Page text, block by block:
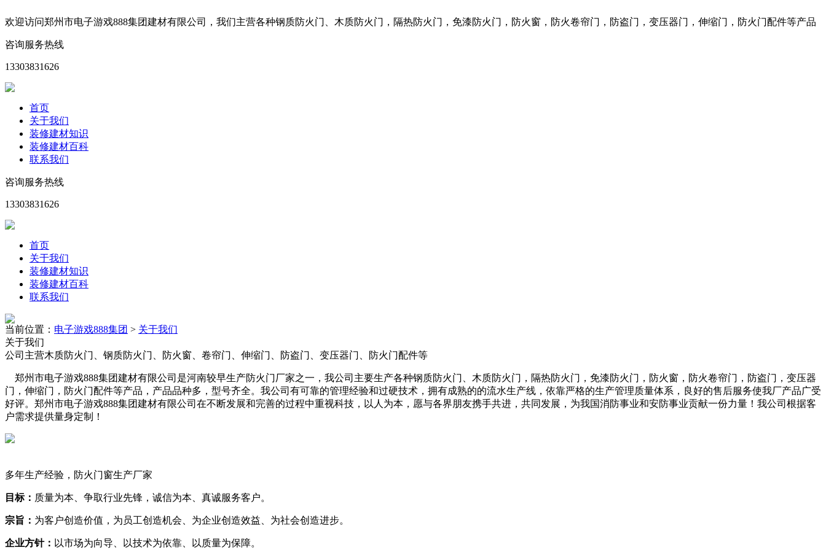
欢迎访问郑州市电子游戏888集团建材有限公司，我们主营各种钢质防火门、木质防火门，隔热防火门，免漆防火门，防火窗，防火卷帘门，防盗门，变压器门，伸缩门，防火门配件等产品
咨询服务热线
13303831626
首页
关于我们
装修建材知识
装修建材百科
联系我们
咨询服务热线
13303831626
首页
关于我们
装修建材知识
装修建材百科
联系我们
当前位置： 电子游戏888集团 > 关于我们
关于我们
公司主营木质防火门、钢质防火门、防火窗、卷帘门、伸缩门、防盗门、变压器门、防火门配件等
郑州市电子游戏888集团建材有限公司是河南较早生产防火门厂家之一，我公司主要生产各种钢质防火门、木质防火门，隔热防火门，免漆防火门，防火窗，防火卷帘门，防盗门，变压器
门，伸缩门，防火门配件等产品，产品品种多，型号齐全。我公司有可靠的管理经验和过硬技术，拥有成熟的的流水生产线，依靠严格的生产管理质量体系，良好的售后服务使我厂产品广受
好评。郑州市电子游戏888集团建材有限公司在不断发展和完善的过程中重视科技，以人为本，愿与各界朋友携手共进，共同发展，为我国消防事业和安防事业贡献一份力量！我公司根据客
户需求提供量身定制！
多年生产经验，防火门窗生产厂家
目标： 质量为本、争取行业先锋，诚信为本、真诚服务客户。
宗旨： 为客户创造价值，为员工创造机会、为企业创造效益、为社会创造进步。
企业方针： 以市场为向导、以技术为依靠、以质量为保障。